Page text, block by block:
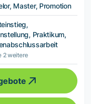
Master, Promotion
Praktikum,
2 weitere